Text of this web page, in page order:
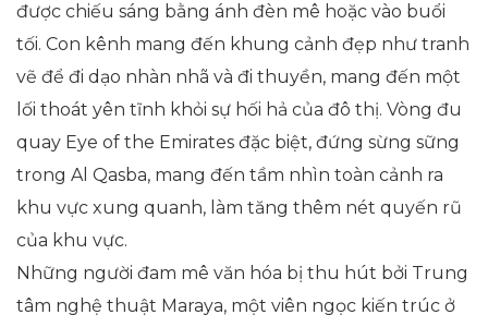
được chiếu sáng bằng ánh đèn mê hoặc vào buổi
tối. Con kênh mang đến khung cảnh đẹp như tranh
vẽ để đi dạo nhàn nhã và đi thuyền, mang đến một
lối thoát yên tĩnh khỏi sự hối hả của đô thị. Vòng đu
quay Eye of the Emirates đặc biệt, đứng sừng sững
trong Al Qasba, mang đến tầm nhìn toàn cảnh ra
khu vực xung quanh, làm tăng thêm nét quyến rũ
của khu vực.
Những người đam mê văn hóa bị thu hút bởi Trung
tâm nghệ thuật Maraya, một viên ngọc kiến trúc ở